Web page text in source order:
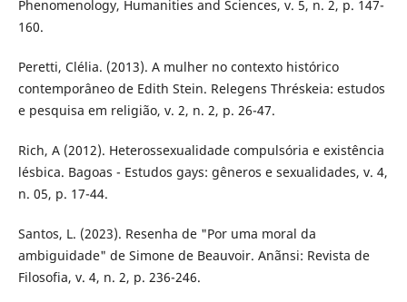
Phenomenology, Humanities and Sciences, v. 5, n. 2, p. 147-
160.
Peretti, Clélia. (2013). A mulher no contexto histórico
contemporâneo de Edith Stein. Relegens Thréskeia: estudos
e pesquisa em religião, v. 2, n. 2, p. 26-47.
Rich, A (2012). Heterossexualidade compulsória e existência
lésbica. Bagoas - Estudos gays: gêneros e sexualidades, v. 4,
n. 05, p. 17-44.
Santos, L. (2023). Resenha de "Por uma moral da
ambiguidade" de Simone de Beauvoir. Anãnsi: Revista de
Filosofia, v. 4, n. 2, p. 236-246.